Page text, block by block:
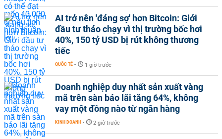
AI trở nên 'đáng sợ' hơn Bitcoin: Giới
đầu tư tháo chạy vì thị trường bốc hơi
40%, 150 tỷ USD bị rút không thương
tiếc
QUỐC TẾ - 1 giờ trước
Doanh nghiệp duy nhất sản xuất vàng
mã trên sàn báo lãi tăng 64%, không
vay một đồng nào từ ngân hàng
KINH DOANH - 2 giờ trước